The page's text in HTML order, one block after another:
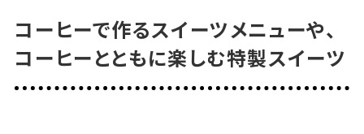
コーヒーで作るスイーツメニューや、
コーヒーとともに楽しむ特製スイーツ